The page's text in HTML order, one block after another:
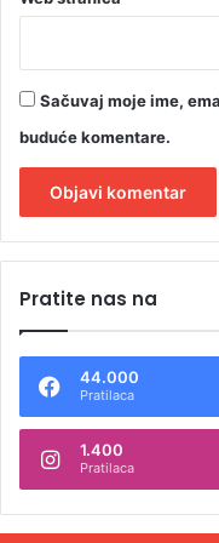
Sačuvaj moje ime,
buduće komentare.
t
n
t
Pratite nas na
44.000
Pratilaca
1.400
Pratilaca